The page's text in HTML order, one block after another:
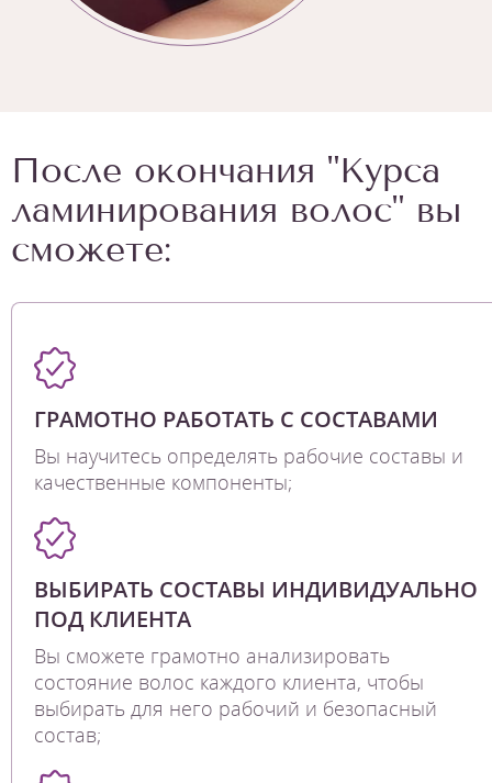
После окончания "Курса
ламинирования волос" вы
сможете:
ГРАМОТНО РАБОТАТЬ С СОСТАВАМИ
Вы научитесь определять рабочие составы и
качественные компоненты;
ВЫБИРАТЬ СОСТАВЫ ИНДИВИДУАЛЬНО
ПОД КЛИЕНТА
Вы сможете грамотно анализировать
состояние волос каждого клиента, чтобы
выбирать для него рабочий и безопасный
состав;